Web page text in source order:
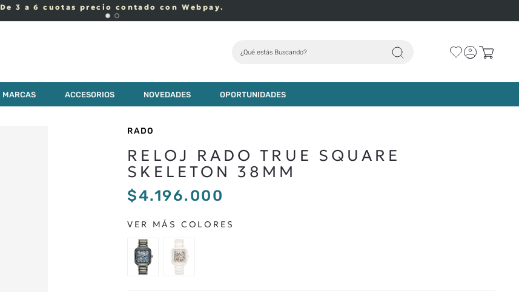
De 3 a 6 cuotas precio contado con Webpay.
¿Qué estás Buscando?
MARCAS ACCESORIOS NOVEDADES OPORTUNIDADES
RADO
RELOJ RADO TRUE SQUARE
SKELETON 38MM
$4.196.000